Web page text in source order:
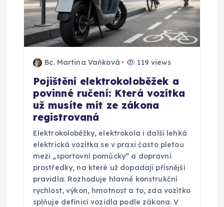
p
ř
Bc. Martina Vaňková 119 views
Pojištění elektrokoloběžek a
povinné ručení: Která vozítka
už musíte mít ze zákona
registrovaná
Elektrokoloběžky, elektrokola i další lehká
elektrická vozítka se v praxi často pletou
mezi „sportovní pomůcky“ a dopravní
prostředky, na které už dopadají přísnější
pravidla. Rozhoduje hlavně konstrukční
rychlost, výkon, hmotnost a to, zda vozítko
splňuje definici vozidla podle zákona. V